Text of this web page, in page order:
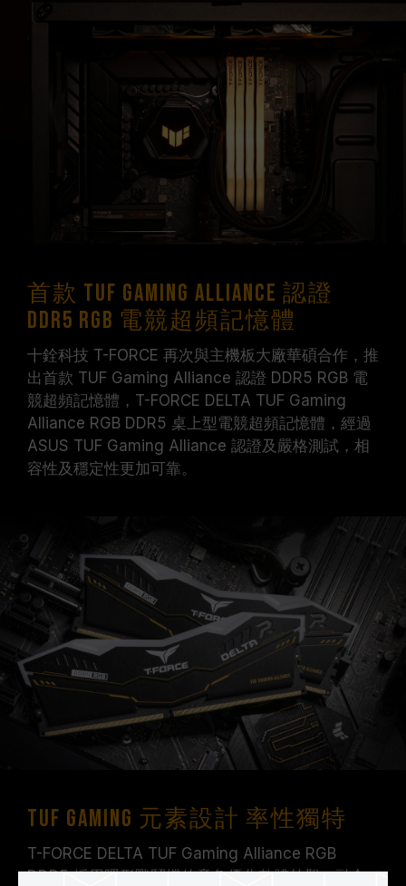
頻導致系統不穩定，請回復 BIOS 預設值。
記憶體模組的標示頻率為最高可達頻率，並非所有
請確認您的主機板與處理器支援對應的超頻技術
（XMP / EXPO），否則記憶體可能無法達到標示
的超頻頻率。
十銓科技的記憶體模組皆在正常電壓情況下進行驗
證，若有處理器或主機板故障狀況，請聯繫處理器
或主機板相關售後服務。
首款 TUF Gaming Alliance 認證
DDR5 RGB 電競超頻記憶體
十銓科技 T-FORCE 再次與主機板大廠華碩合作，推
出首款 TUF Gaming Alliance 認證 DDR5 RGB 電
競超頻記憶體，T-FORCE DELTA TUF Gaming
Alliance RGB DDR5 桌上型電競超頻記憶體，經過
ASUS TUF Gaming Alliance 認證及嚴格測試，相
容性及穩定性更加可靠。
TUF Gaming 元素設計 率性獨特
T-FORCE DELTA TUF Gaming Alliance RGB
DDR5 採用隱形戰鬥機的意象優化整體外觀，融合